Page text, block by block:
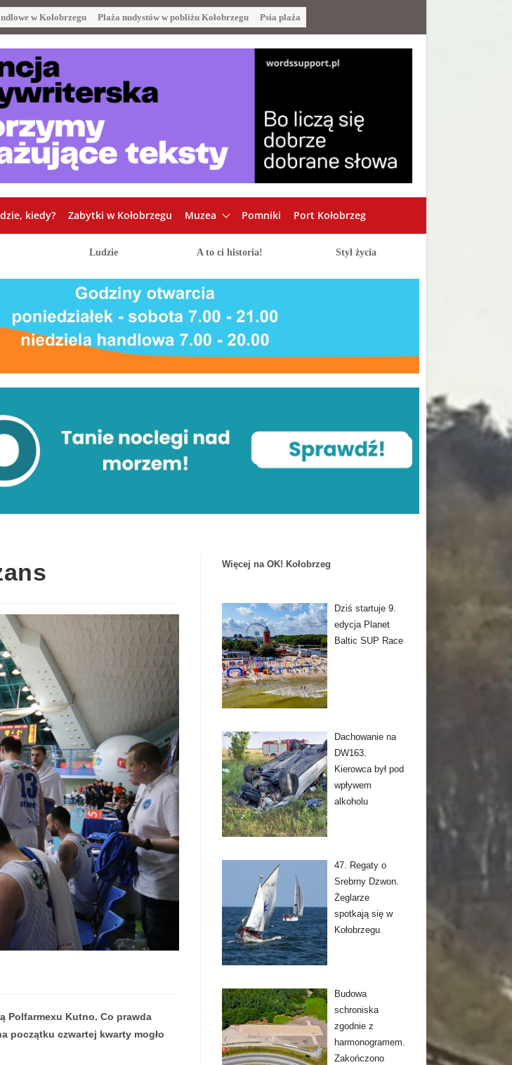
w Kołobrzegu Plaża nudystów w pobliżu Kołobrzegu Psia plaża
kiedy? Zabytki w Kołobrzegu Muzea Pomniki Port Kołobrzeg
Ludzie A to ci historia! Styl życia
Polfarmexu Kutno. Co prawda
początku czwartej kwarty mogło
Więcej na OK! Kołobrzeg
Dziś startuje 9.
edycja Planet
Baltic SUP Race
Dachowanie na
DW163.
Kierowca był pod
wpływem
alkoholu
47. Regaty o
Srebrny Dzwon.
Żeglarze
spotkają się w
Kołobrzegu
Budowa
schroniska
zgodnie z
harmonogramem.
Zakończono